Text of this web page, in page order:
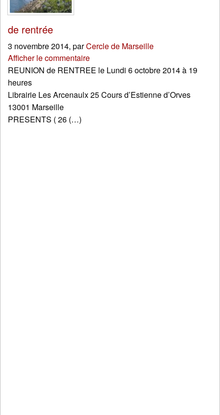
de rentrée
3 novembre 2014, parCercle de Marseille
Afficher le commentaire
REUNION de RENTREE le Lundi 6 octobre 2014 à 19
heures
Librairie Les Arcenaulx 25 Cours d’Estienne d’Orves
13001 Marseille
PRESENTS ( 26 (…)